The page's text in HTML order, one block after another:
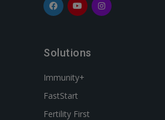
Solutions
Immunity+
FastStart
Fertility First